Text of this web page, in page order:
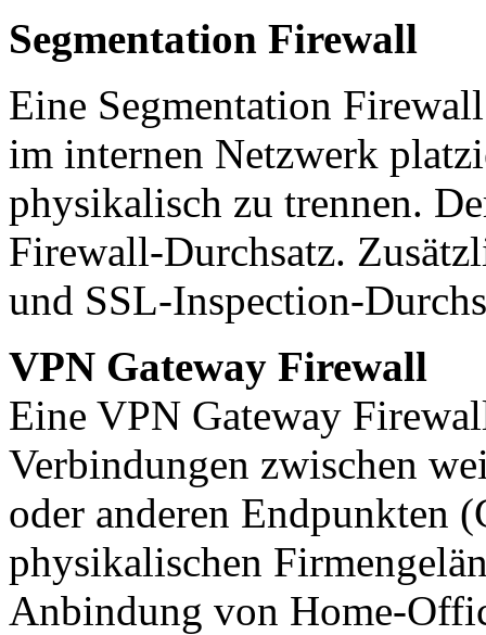
Segmentation Firewall
Eine Segmentation
im internen Netzwerk
physikalisch zu trennen.
Firewall-Durchsatz.
und SSL-Inspection-
VPN Gateway Firewall
Eine VPN Gateway
Verbindungen zwischen
oder anderen Endpunkten
physikalischen
Anbindung von Home-